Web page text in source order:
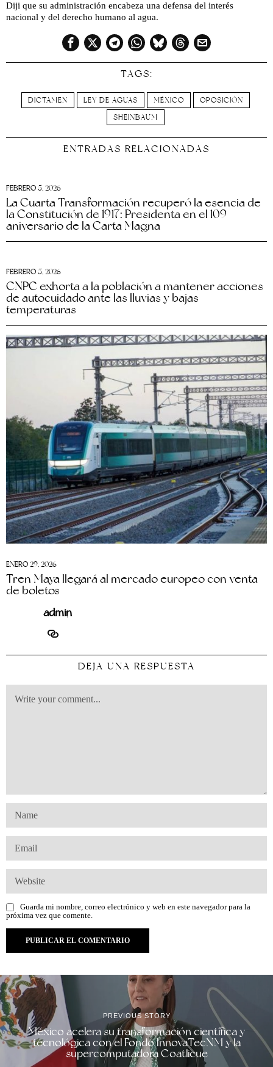
Diji que su administración encabeza una defensa del interés
nacional y del derecho humano al agua.
TAGS:
DICTAMEN LEY DE AGUAS MÉXICO
OPOSICIÓN
SHEINBAUM
ENTRADAS RELACIONADAS
FEBRERO 5, 2026
La Cuarta Transformación recuperó la esencia de
la Constitución de 1917: Presidenta en el 109
aniversario de la Carta Magna
FEBRERO 5, 2026
CNPC exhorta a la población a mantener acciones
de autocuidado ante las lluvias y bajas
temperaturas
ENERO 29, 2026
Tren Maya llegará al mercado europeo con venta
de boletos
admin
DEJA UNA RESPUESTA
Guarda mi nombre, correo electrónico y web en este navegador para la
próxima vez que comente.
PREVIOUS STORY
México acelera su transformación científica y
tecnológica con el Fondo InnovaTecNM y la
supercomputadora Coatlicue